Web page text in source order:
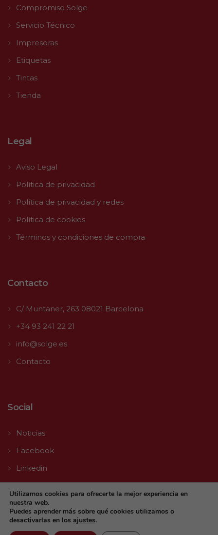
Compromiso Solge
Servicio Técnico
Impresoras
Etiquetas
Tintas
Tienda
Legal
Aviso Legal
Política de privacidad
Política de privacidad y redes
Política de cookies
Términos y condiciones de compra
Contacto
C/ Muntaner, 263 08021 Barcelona
+34 93 241 22 21
info@solge.es
Contacto
Social
Noticias
Facebook
Linkedin
Youtube
Utilizamos cookies para ofrecerte la mejor experiencia en
nuestra web.
Puedes aprender más sobre qué cookies utilizamos o
desactivarlas en los ajustes.